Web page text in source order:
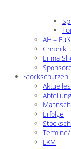
AH –
Chronik
Erima
Stockschützen
Aktuelles
Erfolge
LKM